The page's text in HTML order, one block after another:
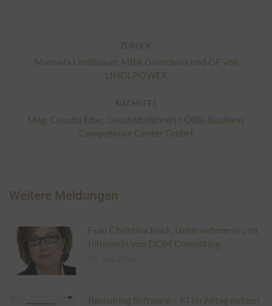
ZURÜCK
Vorheriger
Beitrag:
Manuela Lindlbauer, MBA Gründerin und GF von
LINDLPOWER
NÄCHSTES
Nächster
Beitrag:
Mag. Claudia Eder, Geschäftsführerin ÖBB-Business
Competence Center GmbH
Weitere Meldungen
Frau Christina Kock, Unternehmerin und
Inhaberin von DOM Consulting
Recruiting Software – KI im Alltag nutzen